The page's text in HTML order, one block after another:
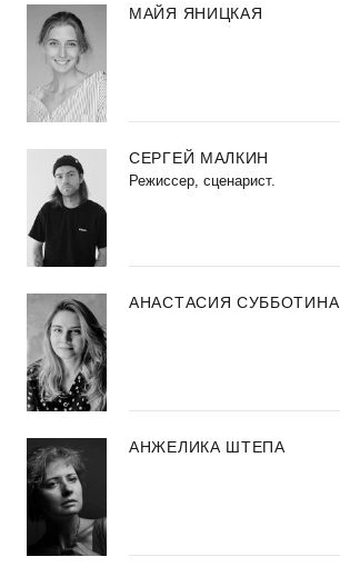
МАЙЯ ЯНИЦКАЯ
СЕРГЕЙ МАЛКИН
Режиссер, сценарист.
АНАСТАСИЯ СУББОТИНА
АНЖЕЛИКА ШТЕПА